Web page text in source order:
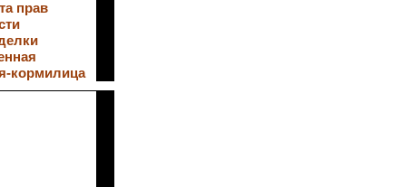
прав
кормилица